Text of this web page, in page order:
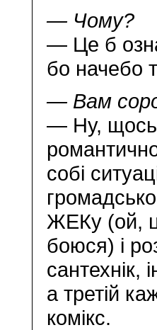
— Чому?
— Це б
бо начебо
— Вам
— Ну, щось
собі
ЖЕКу (ой,
боюся) і
сантехнік,
а третій
комікс.